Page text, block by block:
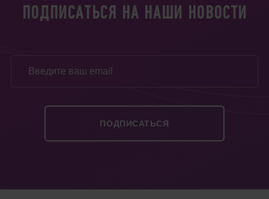
ПОДПИСАТЬСЯ НА НАШИ НОВОСТИ